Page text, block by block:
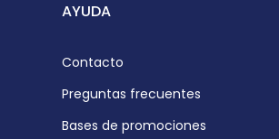
AYUDA
Contacto
Preguntas frecuentes
Bases de promociones